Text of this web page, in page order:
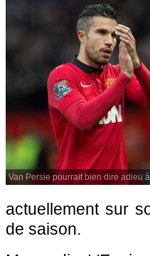
Van Persie pourrait bien dire adieu
actuellement sur
de saison.